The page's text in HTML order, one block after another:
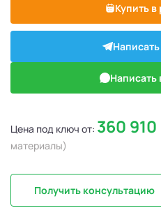
Купить в
Написать
Цена под ключ от: 360 910
материалы)
Получить консультацию